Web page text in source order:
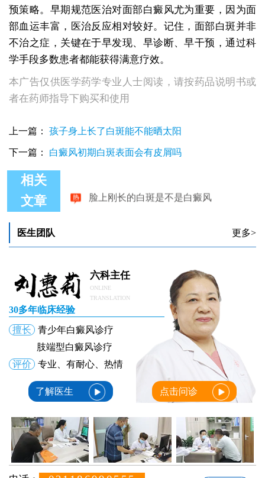
预策略。早期规范医治对面部白癜风尤为重要，因为面
部血运丰富，医治反应相对较好。记住，面部白斑并非
不治之症，关键在于早发现、早诊断、早干预，通过科
学手段多数患者都能获得满意疗效。
本广告仅供医学药学专业人士阅读，请按药品说明书或
者在药师指导下购买和使用
上一篇： 孩子身上长了白斑能不能晒太阳
下一篇： 白癜风初期白斑表面会有皮屑吗
相关
文章
医生团队 更多>
六科主任
ONLINE
TRANSLATION
30多年临床经验
擅长
青少年白癜风诊疗
肢端型白癜风诊疗
评价
专业、有耐心、热情
了解医生 点击问诊